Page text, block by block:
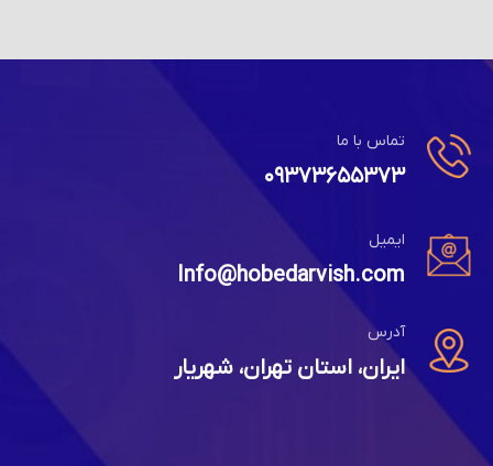
تماس با ما
۰۹۳۷۳۶۵۵۳۷۳
ایمیل
Info@hobedarvish.com
آدرس
ایران، استان تهران، شهریار